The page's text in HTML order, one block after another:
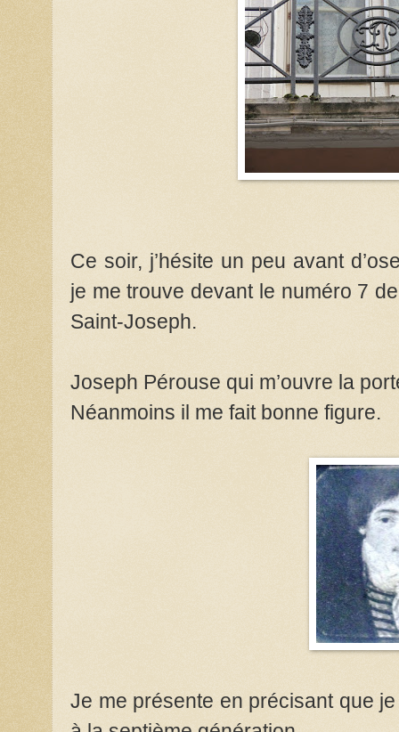
Ce soir, j’hésite un peu avant
je me trouve devant le numéro 7
Saint-Joseph.
Joseph Pérouse qui m’ouvre la
Néanmoins il me fait bonne figure.
Je me présente en précisant que